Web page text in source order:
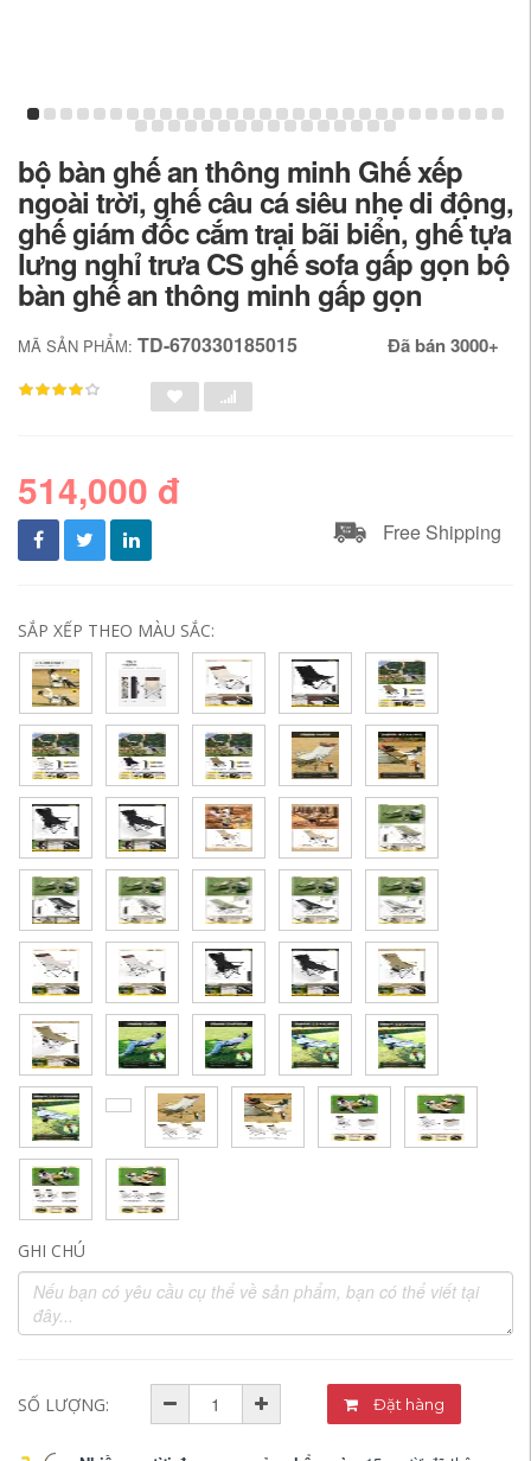
bộ bàn ghế an thông minh Ghế xếp
ngoài trời, ghế câu cá siêu nhẹ di động,
ghế giám đốc cắm trại bãi biển, ghế tựa
lưng nghỉ trưa CS ghế sofa gấp gọn bộ
bàn ghế an thông minh gấp gọn
MÃ SẢN PHẨM: TD-670330185015 Đã bán 3000+
514,000 đ
Free Shipping
SẮP XẾP THEO MÀU SẮC:
GHI CHÚ
SỐ LƯỢNG: Đặt hàng